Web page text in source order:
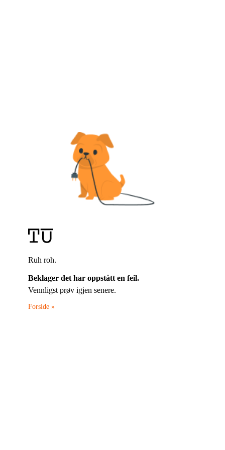
Ruh roh.
Beklager det har oppstått en feil.
Vennligst prøv igjen senere.
Forside »